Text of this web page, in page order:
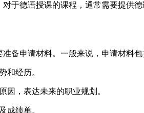
于德语授课的课程，通常需要提供
备申请材料。一般来说，申请材料包
和经历。
因，表达未来的职业规划。
成绩单。